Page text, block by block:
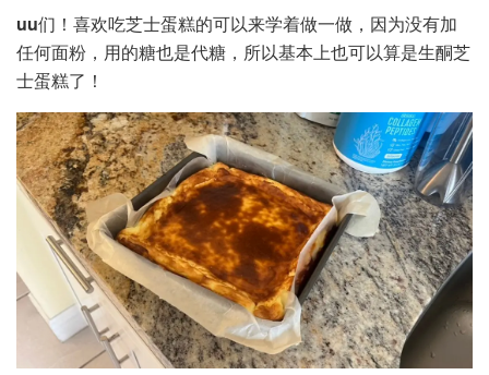
uu们！喜欢吃芝士蛋糕的可以来学着做一做，因为没有加
任何面粉，用的糖也是代糖，所以基本上也可以算是生酮芝
士蛋糕了！